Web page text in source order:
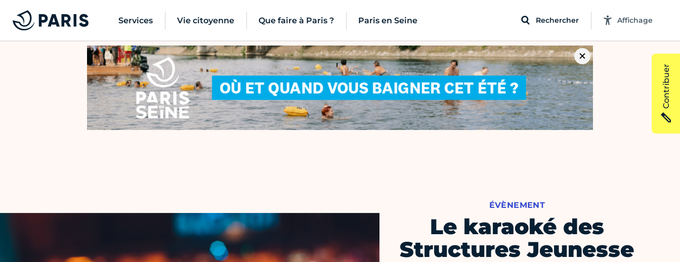
Services Vie citoyenne Que faire à Paris ? Paris en Seine Rechercher Affichage
ÉVÈNEMENT
Le karaoké des
Structures Jeunesse
Contribuer